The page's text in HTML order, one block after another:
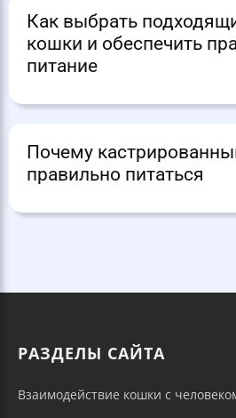
Как выбрать
кошки и обеспечить
питание
Почему
правильно питаться
РАЗДЕЛЫ САЙТА
Взаимодействие кошки с